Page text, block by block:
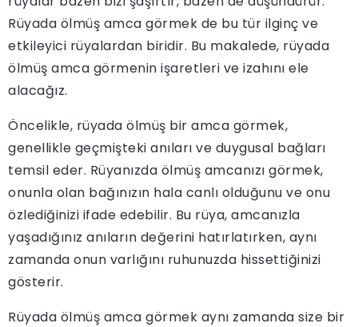
Rüyada ölmüş amca görmek de bu tür ilginç ve
etkileyici rüyalardan biridir. Bu makalede, rüyada
ölmüş amca görmenin işaretleri ve izahını ele
alacağız.
Öncelikle, rüyada ölmüş bir amca görmek,
genellikle geçmişteki anıları ve duygusal bağları
temsil eder. Rüyanızda ölmüş amcanızı görmek,
onunla olan bağınızın hala canlı olduğunu ve onu
özlediğinizi ifade edebilir. Bu rüya, amcanızla
yaşadığınız anıların değerini hatırlatırken, aynı
zamanda onun varlığını ruhunuzda hissettiğinizi
gösterir.
Rüyada ölmüş amca görmek aynı zamanda size bir